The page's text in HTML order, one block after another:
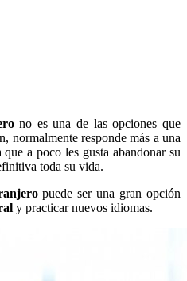
no es una de las opciones que
normalmente responde más a una
a poco les gusta abandonar su
toda su vida.
puede ser una gran opción
y practicar nuevos idiomas.